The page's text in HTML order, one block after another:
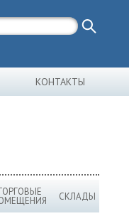
КОНТАКТЫ
СКЛАДЫ